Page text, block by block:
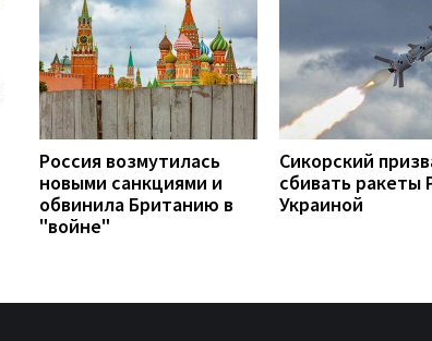
Россия возмутилась
новыми санкциями и
обвинила Британию в
"войне"
Сикорский
сбивать ракеты
Украиной